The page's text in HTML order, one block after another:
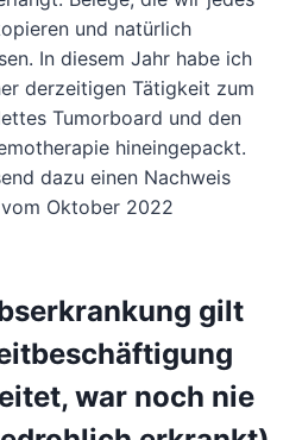
und natürlich
In diesem Jahr habe ich
derzeitigen Tätigkeit zum
Tumorboard und den
hineingepackt.
dazu einen Nachweis
Oktober 2022
gilt
war noch nie